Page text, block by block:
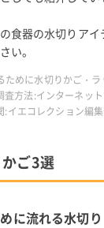
食器の水切りア
い。
ために水切りかご・
方法:インターネッ
イエコレクション編
ご3選
に流れる水切り